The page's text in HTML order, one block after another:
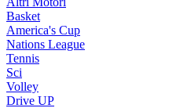
Basket
America's Cup
Nations League
Tennis
Sci
Volley
Drive UP